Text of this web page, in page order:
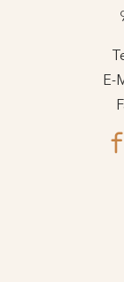
E-